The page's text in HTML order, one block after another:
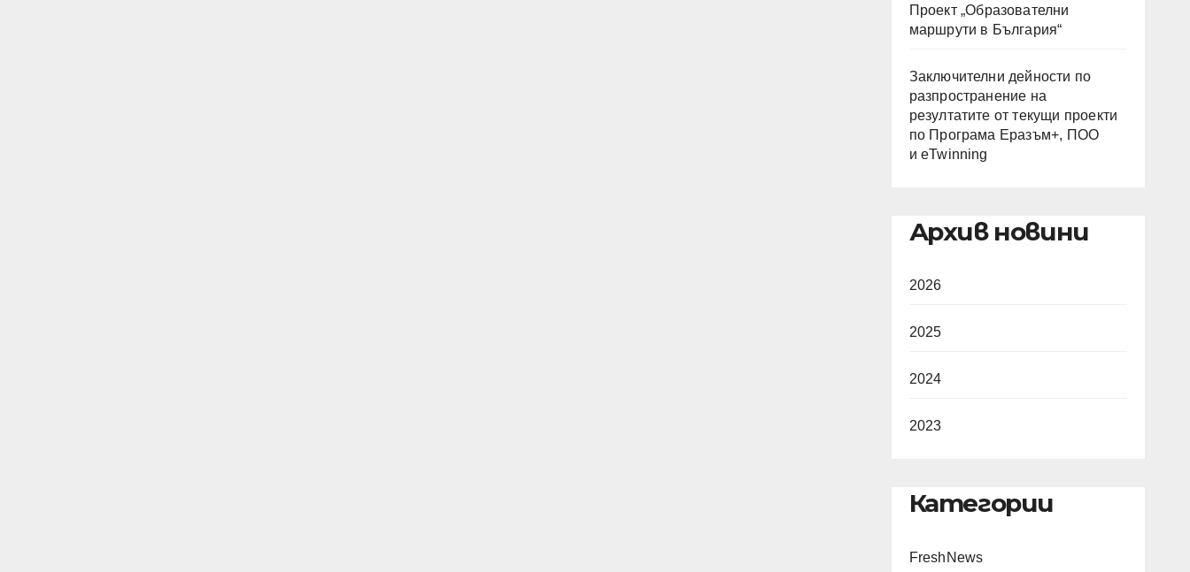
Проект „Образователни
маршрути в България“
Заключителни дейности по
разпространение на
резултатите от текущи проекти
по Програма Еразъм+, ПОО
и eTwinning
Архив новини
2026
2025
2024
2023
Категории
FreshNews